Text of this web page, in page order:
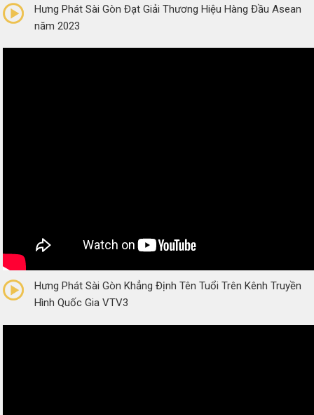
Hưng Phát Sài Gòn Đạt Giải Thương Hiệu Hàng Đầu Asean
năm 2023
(0 Reviews)
Hưng Phát Sài Gòn Khẳng Định Tên Tuổi Trên Kênh Truyền
Hình Quốc Gia VTV3